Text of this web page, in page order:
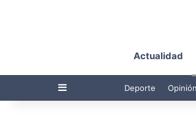
Actualidad
Barra lateral Deporte Opinión